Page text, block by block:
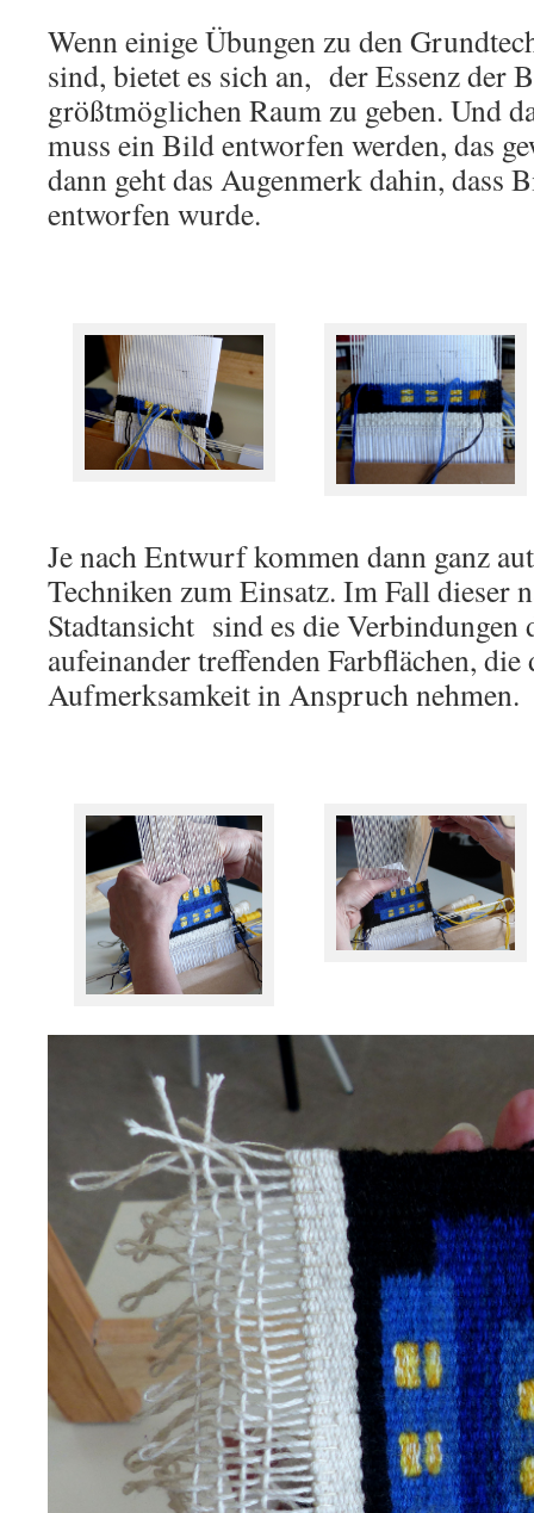
Wenn einige Übungen zu den
sind, bietet es sich an, der Essenz der
größtmöglichen Raum zu geben. Und
muss ein Bild entworfen werden, das
dann geht das Augenmerk dahin, dass
entworfen wurde.
Je nach Entwurf kommen dann ganz
Techniken zum Einsatz. Im Fall dieser
Stadtansicht sind es die Verbindungen
aufeinander treffenden Farbflächen,
Aufmerksamkeit in Anspruch nehmen.